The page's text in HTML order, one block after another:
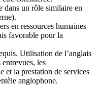
dans un rôle similaire en
en ressources humaines
favorable pour la
Utilisation de l’anglais
les
et la prestation de services
anglophone.